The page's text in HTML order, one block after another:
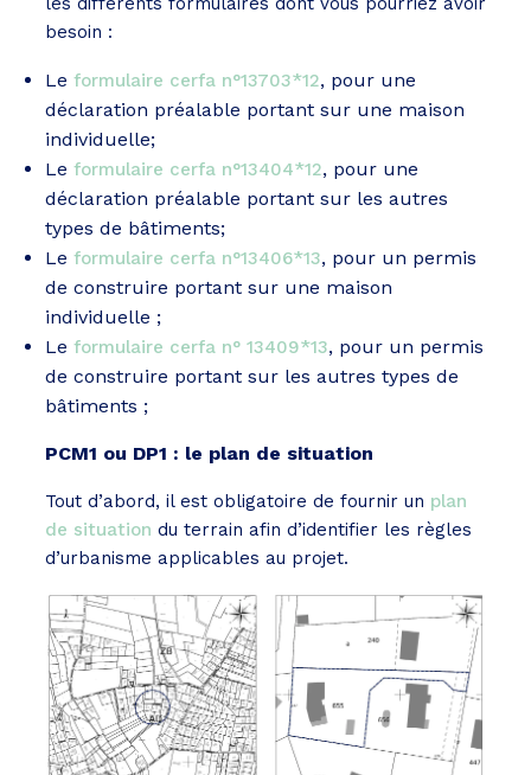
besoin :
Le formulaire cerfa n°13703*12, pour une
déclaration préalable portant sur une maison
individuelle;
Le formulaire cerfa n°13404*12, pour une
déclaration préalable portant sur les autres
types de bâtiments;
Le formulaire cerfa n°13406*13, pour un permis
de construire portant sur une maison
individuelle ;
Le formulaire cerfa n° 13409*13, pour un permis
de construire portant sur les autres types de
bâtiments ;
PCM1 ou DP1 : le plan de situation
Tout d’abord, il est obligatoire de fournir un plan
de situation du terrain afin d’identifier les règles
d’urbanisme applicables au projet.